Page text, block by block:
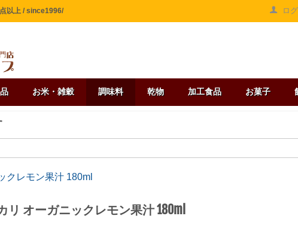
以上 / since1996/ ロ
お米・雑穀 調味料 乾物 加工食品 お菓子
クレモン果汁 180ml
リ オーガニックレモン果汁 180ml